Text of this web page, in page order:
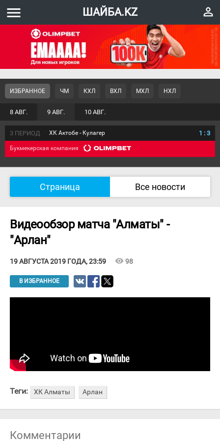
menu ШАЙБА.KZ perm_identity
8 АВГ. 9 АВГ. 10 АВГ.
ИЗБРАННОЕ ЧМ КХЛ ВХЛ МХЛ НХЛ
3 ПЕРИОД ХК Актобе - Кулагер 1 : 3
Букмекерская компания
Страница Все новости
Видеообзор матча "Алматы" -
"Арлан"
19 АВГУСТА 2019 ГОДА, 23:59 visibility 98
В ИЗБРАННОЕ
Теги: ХК Алматы Арлан
Комментарии